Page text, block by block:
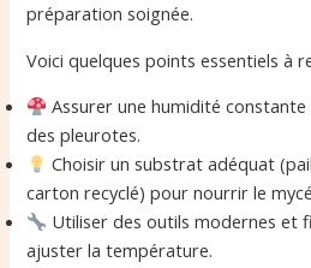
préparation soignée.
Voici quelques points essentiels à
Assurer une humidité constante
des pleurotes.
Choisir un substrat adéquat
carton recyclé) pour nourrir le
Utiliser des outils modernes et
ajuster la température.